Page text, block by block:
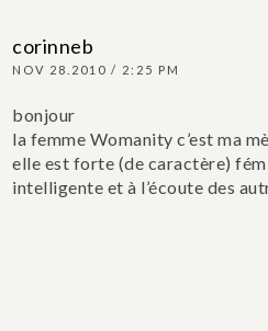
corinneb
NOV 28.2010 / 2:25 PM
bonjour
la femme Womanity c’est ma
elle est forte (de caractère)
intelligente et à l’écoute des